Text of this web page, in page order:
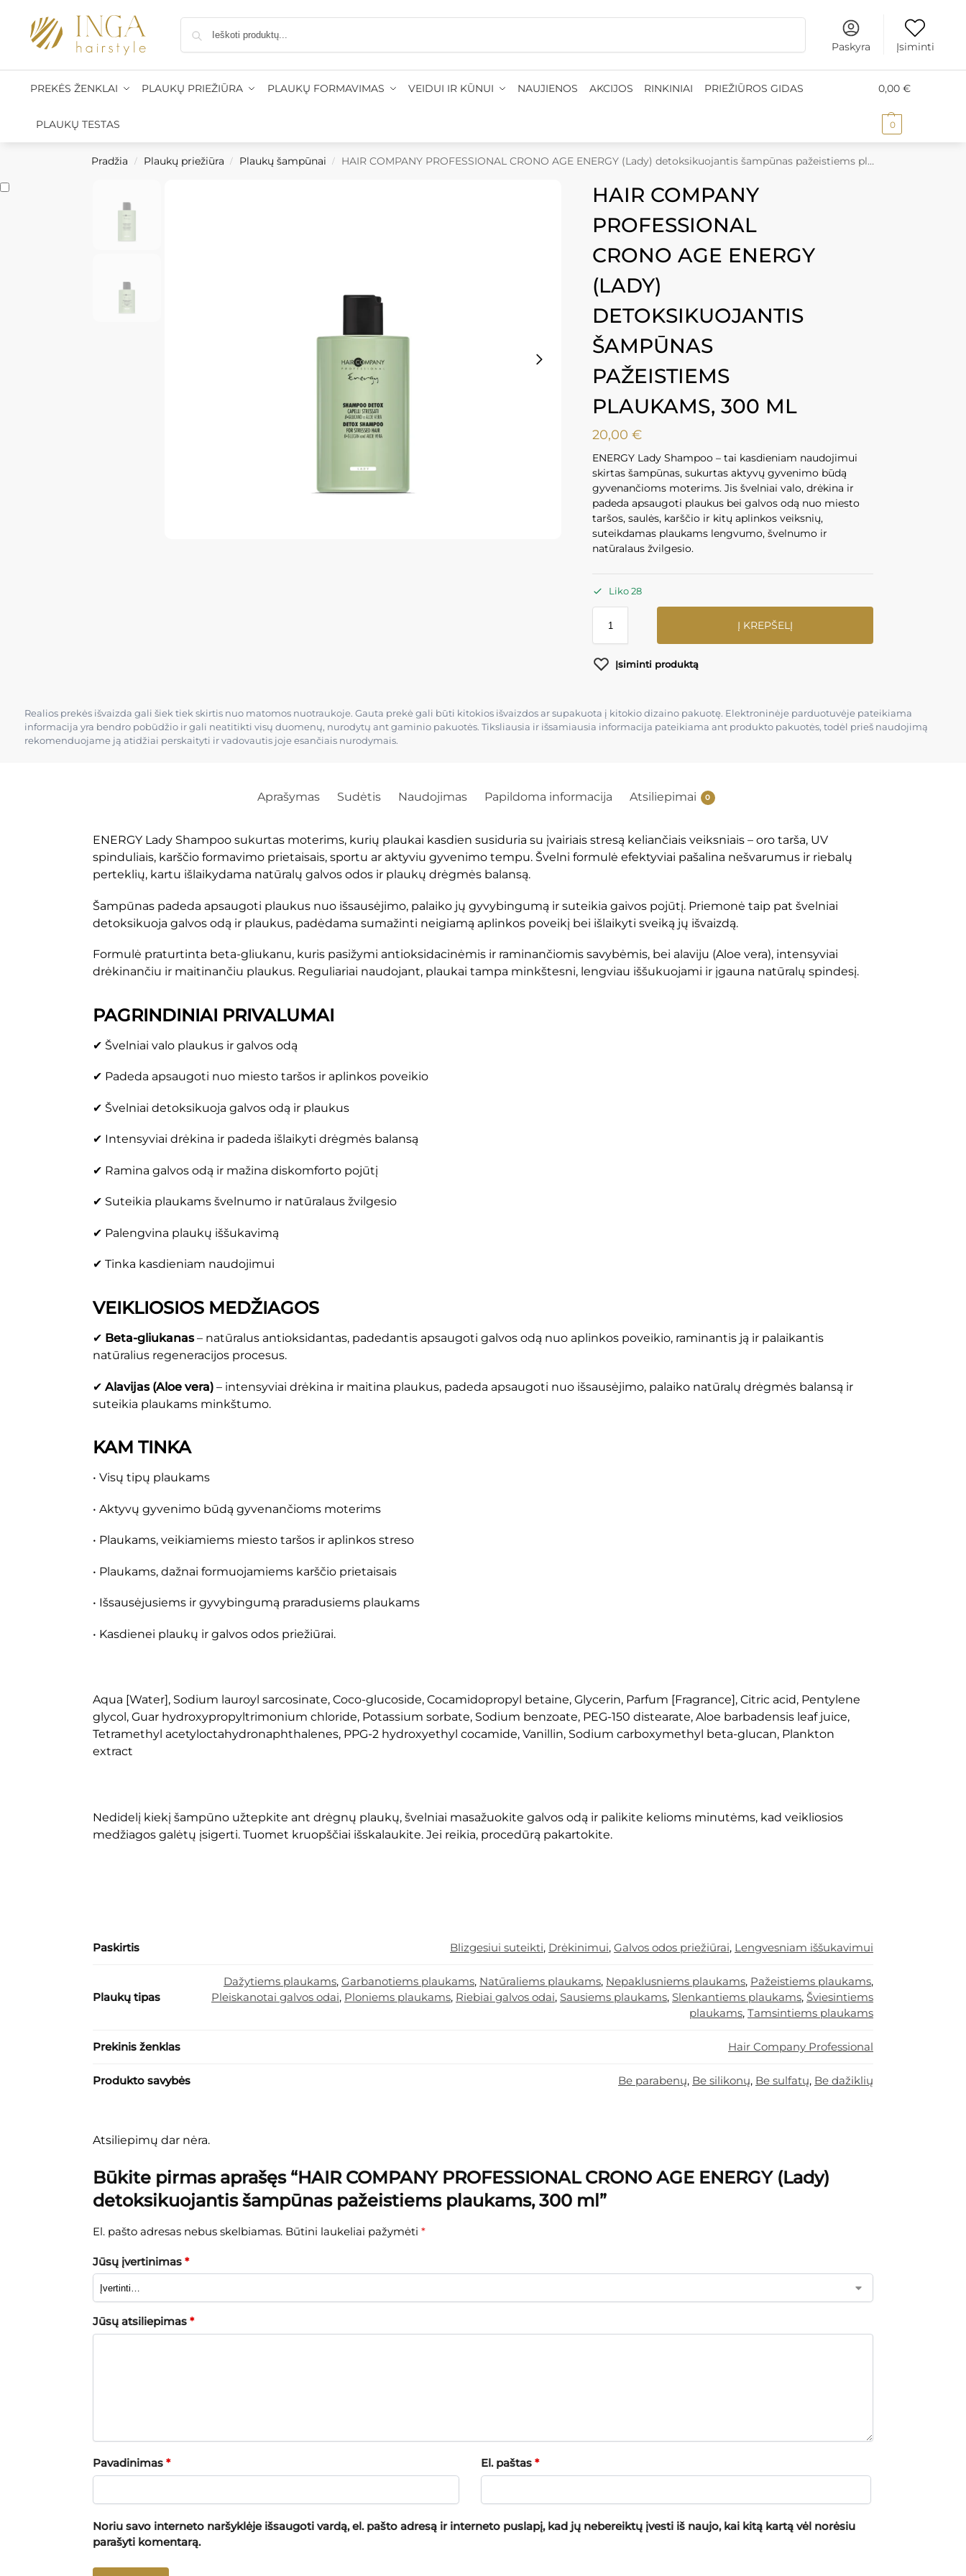
nuo 50 €, kurjeriu į namus nuo 100 €
Paskyra Įsiminti
PREKĖS ŽENKLAI PLAUKŲ PRIEŽIŪRA PLAUKŲ FORMAVIMAS VEIDUI IR KŪNUI NAUJIENOS AKCIJOS RINKINIAI PRIEŽIŪROS GIDAS
PLAUKŲ TESTAS
0,00€
0
Pradžia / Plaukų priežiūra / Plaukų šampūnai / HAIR COMPANY PROFESSIONAL CRONO AGE ENERGY (Lady) detoksikuojantis šampūnas pažeistiems plaukams, 300 ml
HAIR COMPANY
PROFESSIONAL
CRONO AGE ENERGY
(LADY)
DETOKSIKUOJANTIS
ŠAMPŪNAS
PAŽEISTIEMS
PLAUKAMS, 300 ML
20,00€
ENERGY Lady Shampoo – tai kasdieniam naudojimui
skirtas šampūnas, sukurtas aktyvų gyvenimo būdą
gyvenančioms moterims. Jis švelniai valo, drėkina ir
padeda apsaugoti plaukus bei galvos odą nuo miesto
taršos, saulės, karščio ir kitų aplinkos veiksnių,
suteikdamas plaukams lengvumo, švelnumo ir
natūralaus žvilgesio.
Liko 28
Į KREPŠELĮ
Įsiminti produktą
Realios prekės išvaizda gali šiek tiek skirtis nuo matomos nuotraukoje. Gauta prekė gali būti kitokios išvaizdos ar supakuota į kitokio dizaino pakuotę. Elektroninėje parduotuvėje pateikiama
informacija yra bendro pobūdžio ir gali neatitikti visų duomenų, nurodytų ant gaminio pakuotės. Tiksliausia ir išsamiausia informacija pateikiama ant produkto pakuotės, todėl prieš naudojimą
rekomenduojame ją atidžiai perskaityti ir vadovautis joje esančiais nurodymais.
Aprašymas Sudėtis Naudojimas Papildoma informacija Atsiliepimai 0
ENERGY Lady Shampoo sukurtas moterims, kurių plaukai kasdien susiduria su įvairiais stresą keliančiais veiksniais – oro tarša, UV
spinduliais, karščio formavimo prietaisais, sportu ar aktyviu gyvenimo tempu. Švelni formulė efektyviai pašalina nešvarumus ir riebalų
perteklių, kartu išlaikydama natūralų galvos odos ir plaukų drėgmės balansą.
Šampūnas padeda apsaugoti plaukus nuo išsausėjimo, palaiko jų gyvybingumą ir suteikia gaivos pojūtį. Priemonė taip pat švelniai
detoksikuoja galvos odą ir plaukus, padėdama sumažinti neigiamą aplinkos poveikį bei išlaikyti sveiką jų išvaizdą.
Formulė praturtinta beta-gliukanu, kuris pasižymi antioksidacinėmis ir raminančiomis savybėmis, bei alaviju (Aloe vera), intensyviai
drėkinančiu ir maitinančiu plaukus. Reguliariai naudojant, plaukai tampa minkštesni, lengviau iššukuojami ir įgauna natūralų spindesį.
PAGRINDINIAI PRIVALUMAI
✔ Švelniai valo plaukus ir galvos odą
✔ Padeda apsaugoti nuo miesto taršos ir aplinkos poveikio
✔ Švelniai detoksikuoja galvos odą ir plaukus
✔ Intensyviai drėkina ir padeda išlaikyti drėgmės balansą
✔ Ramina galvos odą ir mažina diskomforto pojūtį
✔ Suteikia plaukams švelnumo ir natūralaus žvilgesio
✔ Palengvina plaukų iššukavimą
✔ Tinka kasdieniam naudojimui
VEIKLIOSIOS MEDŽIAGOS
✔ Beta-gliukanas– natūralus antioksidantas, padedantis apsaugoti galvos odą nuo aplinkos poveikio, raminantis ją ir palaikantis
natūralius regeneracijos procesus.
✔ Alavijas (Aloe vera)– intensyviai drėkina ir maitina plaukus, padeda apsaugoti nuo išsausėjimo, palaiko natūralų drėgmės balansą ir
suteikia plaukams minkštumo.
KAM TINKA
• Visų tipų plaukams
• Aktyvų gyvenimo būdą gyvenančioms moterims
• Plaukams, veikiamiems miesto taršos ir aplinkos streso
• Plaukams, dažnai formuojamiems karščio prietaisais
• Išsausėjusiems ir gyvybingumą praradusiems plaukams
• Kasdienei plaukų ir galvos odos priežiūrai.
Aqua [Water], Sodium lauroyl sarcosinate, Coco-glucoside, Cocamidopropyl betaine, Glycerin, Parfum [Fragrance], Citric acid, Pentylene
glycol, Guar hydroxypropyltrimonium chloride, Potassium sorbate, Sodium benzoate, PEG-150 distearate, Aloe barbadensis leaf juice,
Tetramethyl acetyloctahydronaphthalenes, PPG-2 hydroxyethyl cocamide, Vanillin, Sodium carboxymethyl beta-glucan, Plankton
extract
Nedidelį kiekį šampūno užtepkite ant drėgnų plaukų, švelniai masažuokite galvos odą ir palikite kelioms minutėms, kad veikliosios
medžiagos galėtų įsigerti. Tuomet kruopščiai išskalaukite. Jei reikia, procedūrą pakartokite.
Paskirtis Blizgesiui suteikti, Drėkinimui, Galvos odos priežiūrai, Lengvesniam iššukavimui
Plaukų tipas
Dažytiems plaukams, Garbanotiems plaukams, Natūraliems plaukams, Nepaklusniems plaukams, Pažeistiems plaukams,
Pleiskanotai galvos odai, Ploniems plaukams, Riebiai galvos odai, Sausiems plaukams, Slenkantiems plaukams, Šviesintiems
plaukams, Tamsintiems plaukams
Prekinis ženklas Hair Company Professional
Produkto savybės Be parabenų, Be silikonų, Be sulfatų, Be dažiklių
Atsiliepimų dar nėra.
Būkite pirmas aprašęs “HAIR COMPANY PROFESSIONAL CRONO AGE ENERGY (Lady)
detoksikuojantis šampūnas pažeistiems plaukams, 300 ml”
El. pašto adresas nebus skelbiamas. Būtini laukeliai pažymėti *
Jūsų įvertinimas *
Jūsų atsiliepimas *
Pavadinimas * El. paštas *
Noriu savo interneto naršyklėje išsaugoti vardą, el. pašto adresą ir interneto puslapį, kad jų nebereiktų įvesti iš naujo, kai kitą kartą vėl norėsiu
parašyti komentarą.